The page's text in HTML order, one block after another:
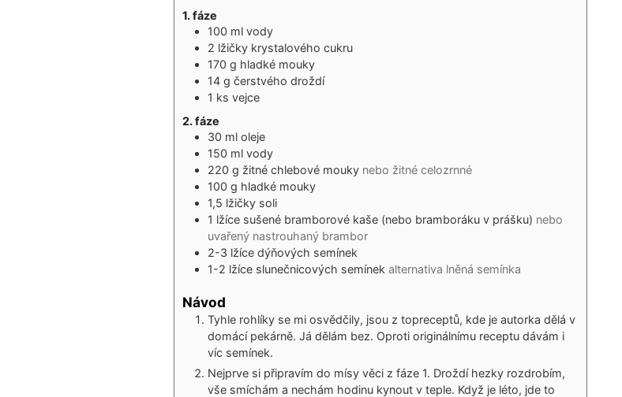
1. fáze
100 ml vody
2 lžičky krystalového cukru
170 g hladké mouky
14 g čerstvého droždí
1 ks vejce
2. fáze
30 ml oleje
150 ml vody
220 g žitné chlebové mouky nebo žitné celozrnné
100 g hladké mouky
1,5 lžičky soli
1 lžíce sušené bramborové kaše (nebo bramboráku v prášku) nebo
uvařený nastrouhaný brambor
2-3 lžíce dýňových semínek
1-2 lžíce slunečnicových semínek alternativa lněná semínka
Návod
Tyhle rohlíky se mi osvědčily, jsou z topreceptů, kde je autorka dělá v
domácí pekárně. Já dělám bez. Oproti originálnímu receptu dávám i
víc semínek.
Nejprve si připravím do mísy věci z fáze 1. Droždí hezky rozdrobím,
vše smíchám a nechám hodinu kynout v teple. Když je léto, jde to